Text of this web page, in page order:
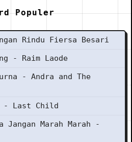
Populer
Rindu Fiersa Besari
- Raim Laode
- Andra and The
- Last Child
Jangan Marah Marah -